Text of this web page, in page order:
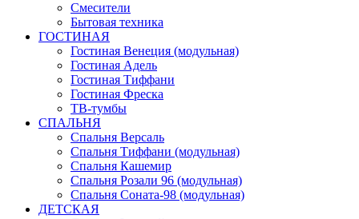
Смесители
Бытовая техника
ГОСТИНАЯ
Гостиная Венеция (модульная)
Гостиная Адель
Гостиная Тиффани
Гостиная Фреска
ТВ-тумбы
СПАЛЬНЯ
Спальня Версаль
Спальня Тиффани (модульная)
Спальня Кашемир
Спальня Розали 96 (модульная)
Спальня Соната-98 (модульная)
ДЕТСКАЯ